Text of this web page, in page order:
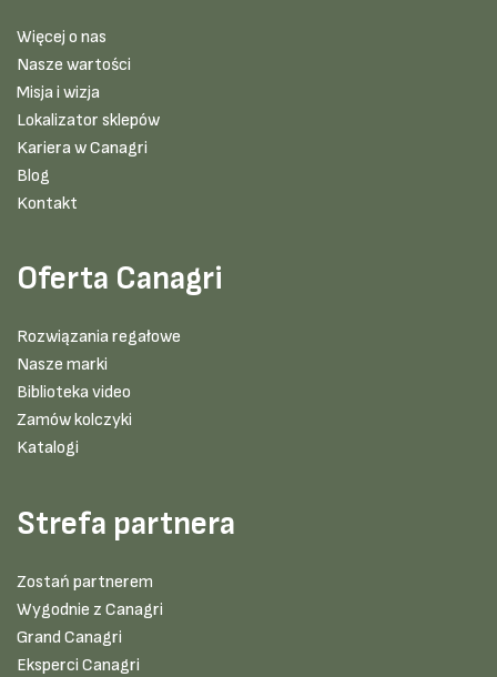
Więcej o nas
Nasze wartości
Misja i wizja
Lokalizator sklepów
Kariera w Canagri
Blog
Kontakt
Oferta Canagri
Rozwiązania regałowe
Nasze marki
Biblioteka video
Zamów kolczyki
Katalogi
Strefa partnera
Zostań partnerem
Wygodnie z Canagri
Grand Canagri
Eksperci Canagri